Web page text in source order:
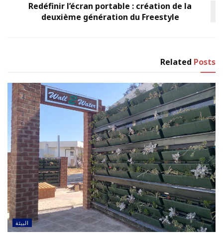
Redéfinir l’écran portable : création de la
deuxième génération du Freestyle
Related Posts
البيئة